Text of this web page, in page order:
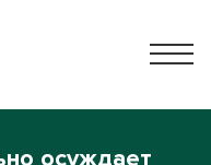
осуждает